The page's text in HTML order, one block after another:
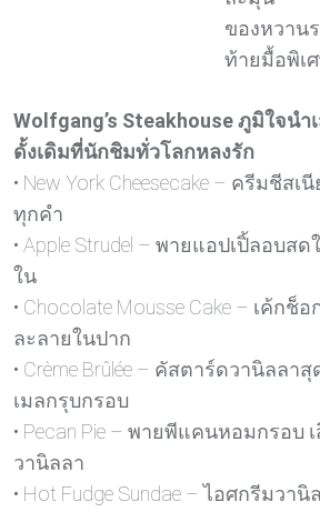
ของหวาน
ท้ายมื้อพิเ
Wolfgang’s Steakhouse ภูมิใจน
ดั้งเดิมที่นักชิมทั่วโลกหลงรัก
• New York Cheesecake – ครีมชีส
ทุกคำ
• Apple Strudel – พายแอปเปิ้ลอบส
ใน
• Chocolate Mousse Cake – เค้ก
ละลายในปาก
• Crème Brûlée – คัสตาร์ดวานิลลา
เมลกรุบกรอบ
• Pecan Pie – พายพีแคนหอมกรอบ
วานิลลา
• Hot Fudge Sundae – ไอศกรีมวา